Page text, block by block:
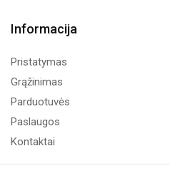
Informacija
Pristatymas
Grąžinimas
Parduotuvės
Paslaugos
Kontaktai